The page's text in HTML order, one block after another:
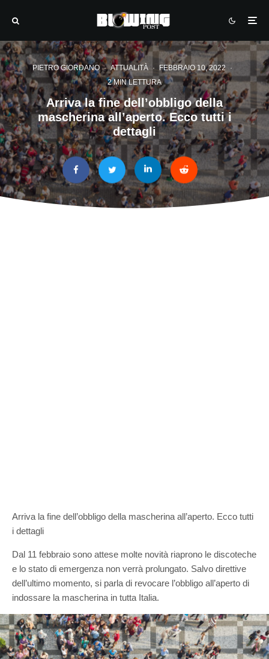
PIETRO GIORDANO · ATTUALITÀ · FEBBRAIO 10, 2022
·
2 MIN LETTURA
Arriva la fine dell’obbligo della
mascherina all’aperto. Ecco tutti i
dettagli
Arriva la fine dell’obbligo della mascherina all’aperto. Ecco tutti
i dettagli
Dal 11 febbraio sono attese molte novità riaprono le discoteche
e lo stato di emergenza non verrà prolungato. Salvo direttive
dell’ultimo momento, si parla di revocare l’obbligo all’aperto di
indossare la mascherina in tutta Italia.